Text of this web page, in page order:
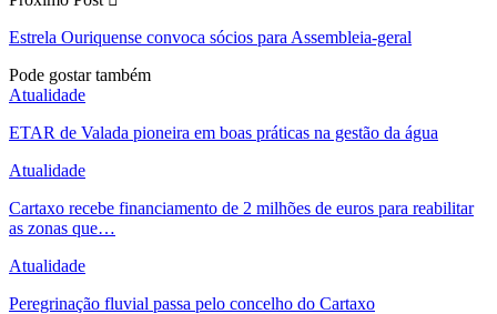
Estrela Ouriquense convoca sócios para Assembleia-geral
Pode gostar também
Atualidade
ETAR de Valada pioneira em boas práticas na gestão da água
Atualidade
Cartaxo recebe financiamento de 2 milhões de euros para reabilitar
as zonas que…
Atualidade
Peregrinação fluvial passa pelo concelho do Cartaxo